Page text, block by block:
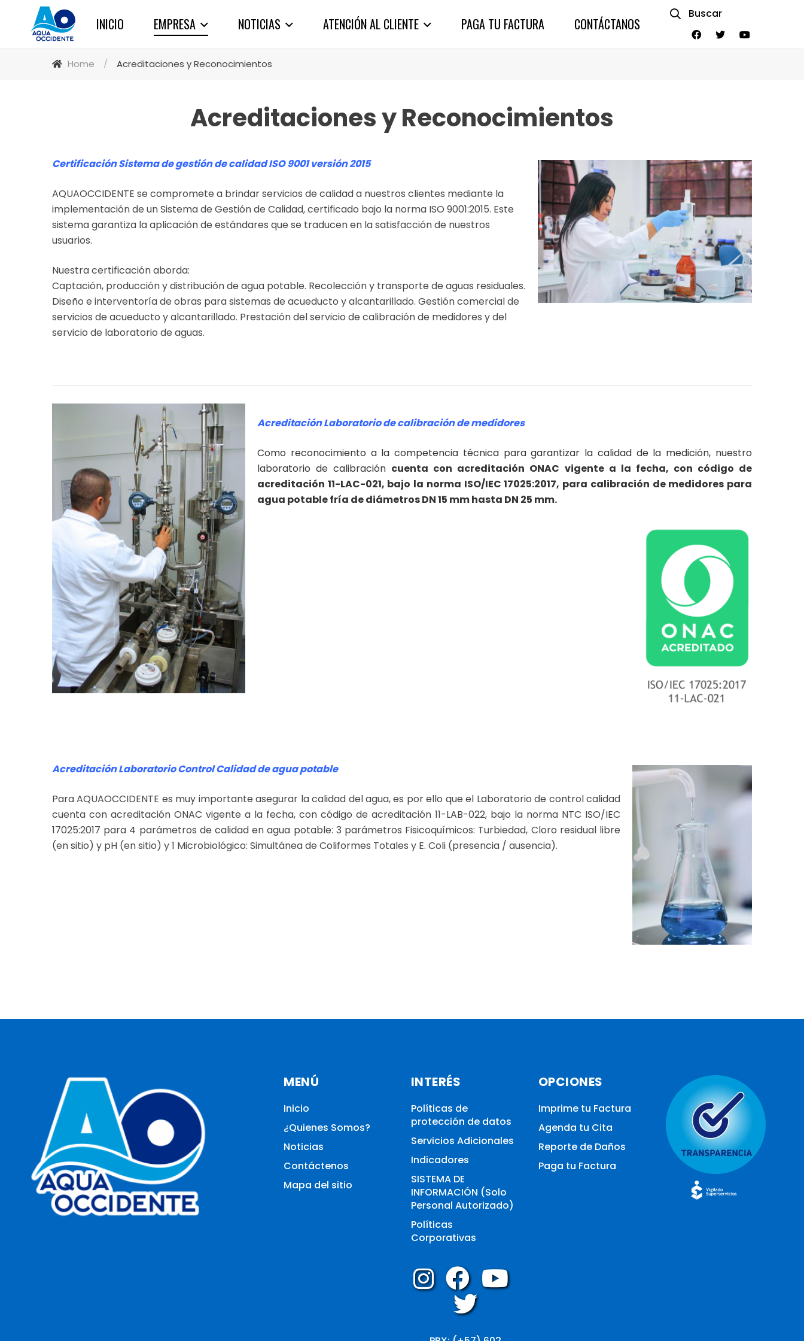
INICIO EMPRESA NOTICIAS ATENCIÓN AL CLIENTE PAGA TU FACTURA CONTÁCTANOS
Buscar
Home / Acreditaciones y Reconocimientos
Acreditaciones y Reconocimientos
Certificación Sistema de gestión de calidad ISO 9001 versión 2015
AQUAOCCIDENTE se compromete a brindar servicios de calidad a nuestros clientes mediante la
implementación de un Sistema de Gestión de Calidad, certificado bajo la norma ISO 9001:2015. Este
sistema garantiza la aplicación de estándares que se traducen en la satisfacción de nuestros
usuarios.
Nuestra certificación aborda:
Captación, producción y distribución de agua potable. Recolección y transporte de aguas residuales.
Diseño e interventoría de obras para sistemas de acueducto y alcantarillado. Gestión comercial de
servicios de acueducto y alcantarillado. Prestación del servicio de calibración de medidores y del
servicio de laboratorio de aguas.
Acreditación Laboratorio de calibración de medidores
Como reconocimiento a la competencia técnica para garantizar la calidad de la medición, nuestro
laboratorio de calibración cuenta con acreditación ONAC vigente a la fecha, con código de
acreditación 11-LAC-021, bajo la norma ISO/IEC 17025:2017, para calibración de medidores para
agua potable fría de diámetros DN 15 mm hasta DN 25 mm.
Acreditación Laboratorio Control Calidad de agua potable
Para AQUAOCCIDENTE es muy importante asegurar la calidad del agua, es por ello que el Laboratorio de control calidad
cuenta con acreditación ONAC vigente a la fecha, con código de acreditación 11-LAB-022, bajo la norma NTC ISO/IEC
17025:2017 para 4 parámetros de calidad en agua potable: 3 parámetros Fisicoquímicos: Turbiedad, Cloro residual libre
(en sitio) y pH (en sitio) y 1 Microbiológico: Simultánea de Coliformes Totales y E. Coli (presencia / ausencia).
MENÚ
Inicio
¿Quienes Somos?
Noticias
Contáctenos
Mapa del sitio
INTERÉS
Políticas de
protección de datos
Servicios Adicionales
Indicadores
SISTEMA DE
INFORMACIÓN (Solo
Personal Autorizado)
Políticas
Corporativas
OPCIONES
Imprime tu Factura
Agenda tu Cita
Reporte de Daños
Paga tu Factura